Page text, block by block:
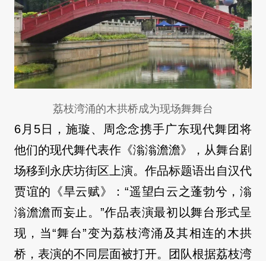
荔枝湾涌的木拱桥成为现场舞舞台
6月5日，施璇、周念念携手广东现代舞团将
他们的现代舞代表作《滃滃澹澹》，从舞台剧
场移到永庆坊街区上演。作品标题语出自汉代
贾谊的《旱云赋》：“遥望白云之蓬勃兮，滃
滃澹澹而妄止。”作品表演最初以舞台形式呈
现，当“舞台”变为荔枝湾涌及其相连的木拱
桥，表演的不同层面被打开。团队根据荔枝湾